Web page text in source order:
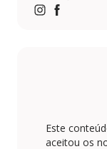
Este
aceitou os